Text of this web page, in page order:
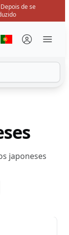
de se
sistema
Selecione o
japoneses